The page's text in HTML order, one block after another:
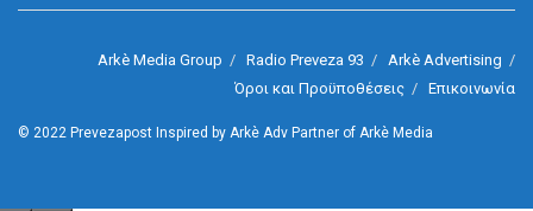
Arkè Media Group Radio Preveza 93
Arkè Advertising
Όροι και Προϋποθέσεις
Επικοινωνία
© 2022 Prevezapost Inspired by Arkè Adv Partner of Arkè Media